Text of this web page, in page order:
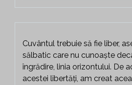
Cuvântul trebuie să fie liber,
sălbatic care nu cunoaște
îngrădire, linia orizontului. De
acestei libertăți, am creat